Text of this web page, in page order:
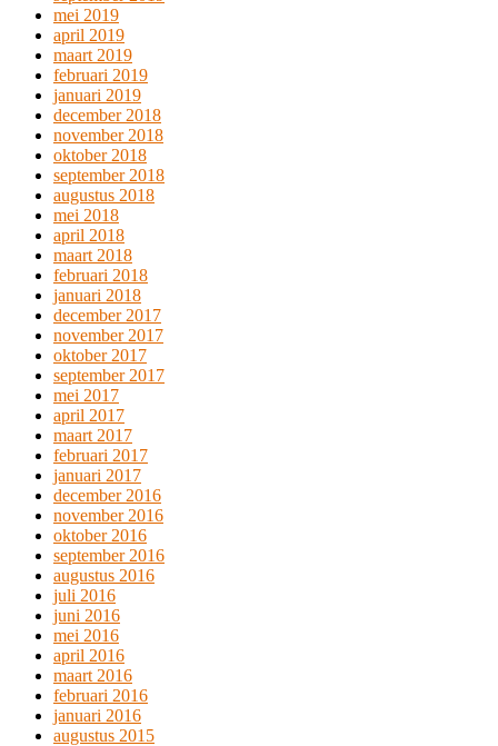
mei 2019
april 2019
maart 2019
februari 2019
januari 2019
december 2018
november 2018
oktober 2018
september 2018
augustus 2018
mei 2018
april 2018
maart 2018
februari 2018
januari 2018
december 2017
november 2017
oktober 2017
september 2017
mei 2017
april 2017
maart 2017
februari 2017
januari 2017
december 2016
november 2016
oktober 2016
september 2016
augustus 2016
juli 2016
juni 2016
mei 2016
april 2016
maart 2016
februari 2016
januari 2016
augustus 2015